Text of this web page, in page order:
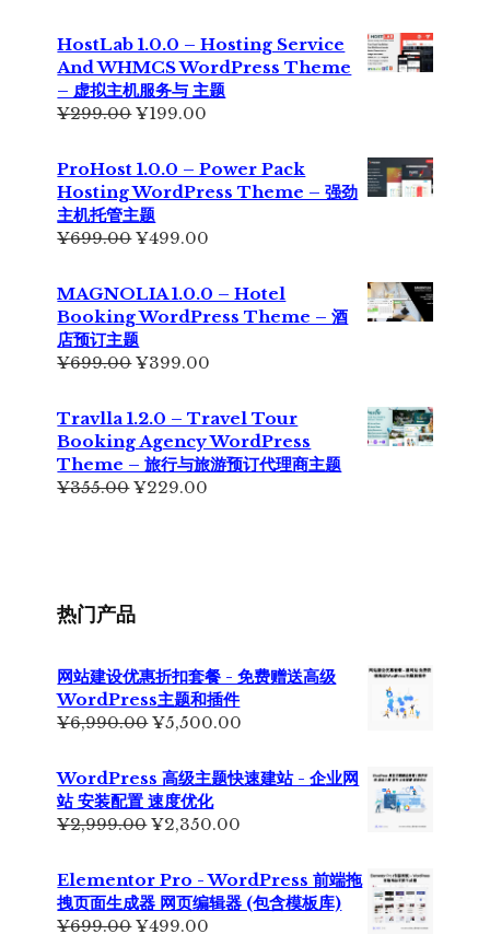
为：
¥355.00。
格
为：
¥229.00。
HostLab 1.0.0 – Hosting Service
And WHMCS WordPress Theme
– 虚拟主机服务与 主题
¥299.00原
为：
¥299.00。
¥199.00
格
为：
ProHost 1.0.0 – Power Pack
Hosting WordPress Theme – 强劲
主机托管主题
¥699.00原
¥699.00。
¥499.00
格
为：
MAGNOLIA 1.0.0 – Hotel
Booking WordPress Theme – 酒
店预订主题
¥699.00原
¥699.00。
¥399.00
格
为：
¥399.00。
Travlla 1.2.0 – Travel Tour
Booking Agency WordPress
Theme – 旅行与旅游预订代理商主题
¥355.00原
¥229.00
热门产品
网站建设优惠折扣套餐 - 免费赠送高级
WordPress主题和插件
¥6,990.00原
为：
¥6,990.00。
¥5,500.00
价
格
WordPress 高级主题快速建站 - 企业网
站 安装配置 速度优化
¥2,999.00原
为：
¥2,999.00。
¥2,350.00
价
格
为：
Elementor Pro - WordPress 前端拖
拽页面生成器 网页编辑器 (包含模板库)
¥699.00原
¥499.00